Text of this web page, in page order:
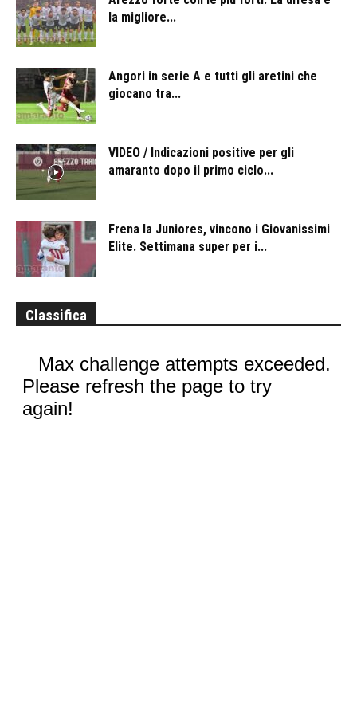
la migliore...
Angori in serie A e tutti gli aretini che
giocano tra...
VIDEO / Indicazioni positive per gli
amaranto dopo il primo ciclo...
Frena la Juniores, vincono i Giovanissimi
Elite. Settimana super per i...
Classifica